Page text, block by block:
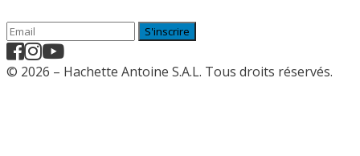
S'inscrire
© 2026 – Hachette Antoine S.A.L. Tous droits réservés.